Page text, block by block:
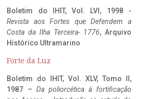
Boletim do IHIT, Vol. LVI, 1998 -
Revista aos Fortes que Defendem a
Costa da Ilha Terceira- 1776, Arquivo
Histórico Ultramarino
Forte da Luz
Boletim do IHIT, Vol. XLV, Tomo II,
1987 – Da poliorcética à fortificação